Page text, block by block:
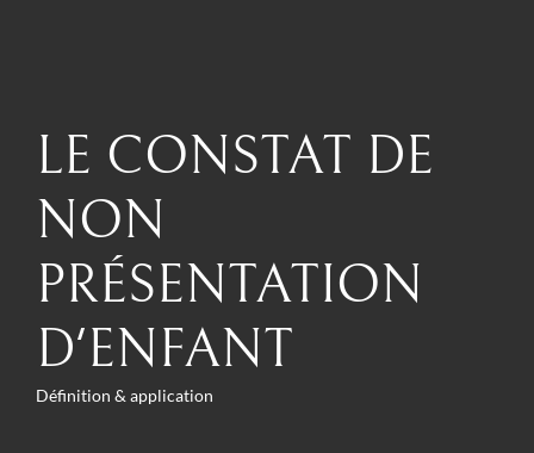
LE CONSTAT DE
NON
PRÉSENTATION
D'ENFANT
Définition & application